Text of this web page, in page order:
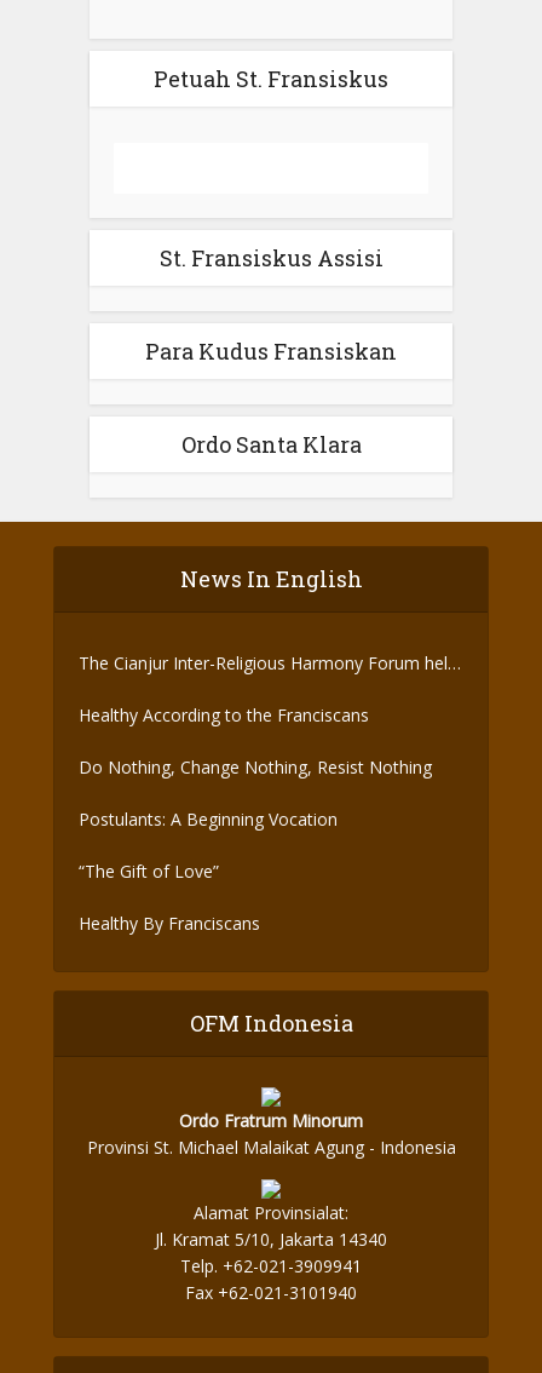
Petuah St. Fransiskus
St. Fransiskus Assisi
Para Kudus Fransiskan
Ordo Santa Klara
News In English
The Cianjur Inter-Religious Harmony Forum held
Healthy According to the Franciscans
Do Nothing, Change Nothing, Resist Nothing
Postulants: A Beginning Vocation
“The Gift of Love”
Healthy By Franciscans
OFM Indonesia
Ordo Fratrum Minorum
Provinsi St. Michael Malaikat Agung - Indonesia
Alamat Provinsialat:
Jl. Kramat 5/10, Jakarta 14340
Telp. +62-021-3909941
Fax +62-021-3101940